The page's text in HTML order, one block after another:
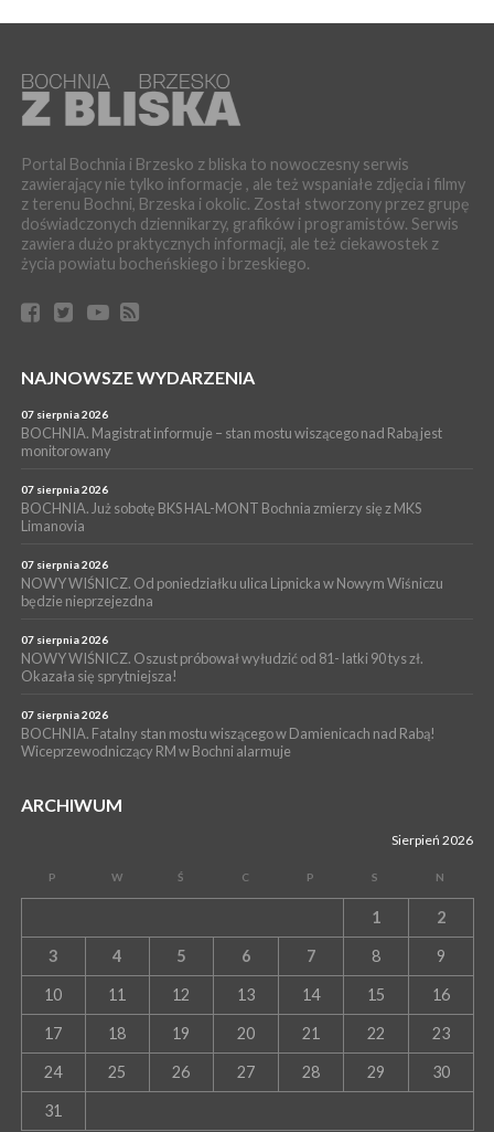
LIPNICA MUROWANA. Oddaj krew, pomóż potrzebującym!
KULTURA
Kopalni Soli Bochnia
WYDARZENIA
06 sierpnia 2026
BRZESKO. Lepsze warunki dla strażaków z OSP Okocim!
06 sierpnia 2026
BORZĘCIN. Już w najbliższy weekend XIX Borzęckie Święto
PIELGRZYMKA 2026
Z BOCHNI NA JASNĄ GÓRĘ. Drugi dzień wędrówki [ZDJĘCIA]
WYDARZENIA
NASZ NEWS. Powstał Komitet Ochrony Ładu
Przestrzennego Miasta Bochnia. To odpowiedź na działania
magistratu
Portal Bochnia i Brzesko z bliska to nowoczesny serwis
zawierający nie tylko informacje , ale też wspaniałe zdjęcia i filmy
z terenu Bochni, Brzeska i okolic. Został stworzony przez grupę
doświadczonych dziennikarzy, grafików i programistów. Serwis
zawiera dużo praktycznych informacji, ale też ciekawostek z
życia powiatu bocheńskiego i brzeskiego.
NAJNOWSZE WYDARZENIA
07 sierpnia 2026
BOCHNIA. Magistrat informuje – stan mostu wiszącego nad Rabą jest
monitorowany
07 sierpnia 2026
BOCHNIA. Już sobotę BKS HAL-MONT Bochnia zmierzy się z MKS
Limanovia
07 sierpnia 2026
NOWY WIŚNICZ. Od poniedziałku ulica Lipnicka w Nowym Wiśniczu
będzie nieprzejezdna
07 sierpnia 2026
NOWY WIŚNICZ. Oszust próbował wyłudzić od 81- latki 90 tys zł.
Okazała się sprytniejsza!
07 sierpnia 2026
BOCHNIA. Fatalny stan mostu wiszącego w Damienicach nad Rabą!
Wiceprzewodniczący RM w Bochni alarmuje
ARCHIWUM
Sierpień 2026
P W Ś C P S N
1 2
3 4 5 6 7 8 9
10 11 12 13 14 15 16
17 18 19 20 21 22 23
24 25 26 27 28 29 30
31